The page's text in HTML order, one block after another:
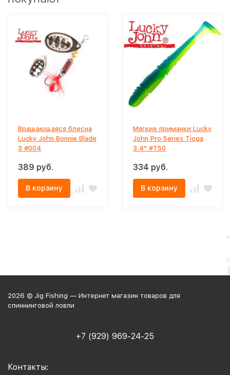
Вращающаяся блесна
Lucky John Bonnie Blade
3 #004
389 руб.
В корзину
Мягкие приманки Lucky
John Pro Series Tioga
3.4" #T50
334 руб.
В корзину
2026 © Jig Fishing — Интернет магазин товаров для
спиннинговой ловли
+7 (929) 969-24-25
Контакты: